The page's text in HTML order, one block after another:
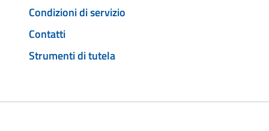
Condizioni di servizio
Contatti
Strumenti di tutela